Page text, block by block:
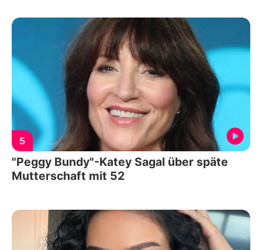
5
"Peggy Bundy"-Katey Sagal über späte
Mutterschaft mit 52